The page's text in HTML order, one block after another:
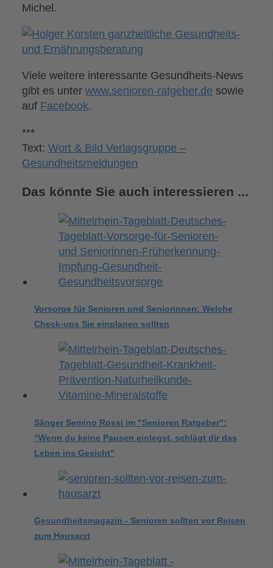
Michel.
Viele weitere interessante Gesundheits-News
gibt es unterwww.senioren-ratgeber.de sowie
auf Facebook.
***
Text:Wort & Bild Verlagsgruppe –
Gesundheitsmeldungen
Das könnte Sie auch interessieren ...
Vorsorge für Senioren und Seniorinnen: Welche
Check-ups Sie einplanen sollten
Sänger Semino Rossi im "Senioren Ratgeber":
"Wenn du keine Pausen einlegst, schlägt dir das
Leben ins Gesicht"
Gesundheitsmagazin - Senioren sollten vor Reisen
zum Hausarzt